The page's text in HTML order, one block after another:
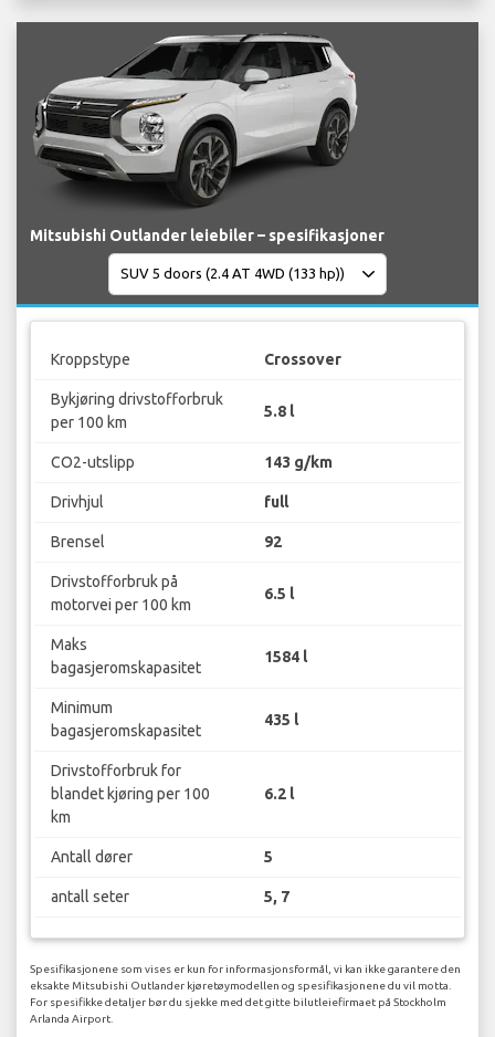
Mitsubishi Outlander leiebiler – spesifikasjoner
Kroppstype Crossover
Bykjøring drivstofforbruk
per 100 km
5.8 l
CO2-utslipp 143 g/km
Drivhjul full
Brensel 92
Drivstofforbruk på
motorvei per 100 km
6.5 l
Maks
bagasjeromskapasitet
1584 l
Minimum
bagasjeromskapasitet
435 l
Drivstofforbruk for
blandet kjøring per 100
km
6.2 l
Antall dører 5
antall seter 5, 7
Spesifikasjonene som vises er kun for informasjonsformål, vi kan ikke garantere den
eksakte Mitsubishi Outlander kjøretøymodellen og spesifikasjonene du vil motta.
For spesifikke detaljer bør du sjekke med det gitte bilutleiefirmaet på Stockholm
Arlanda Airport.